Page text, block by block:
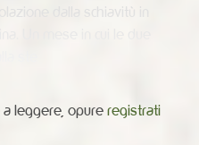
dalla schiavitù in
ste
a leggere, opure registrati